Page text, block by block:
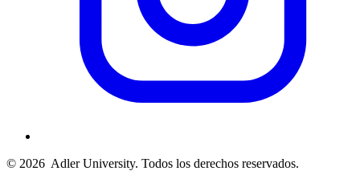
© 2026 Adler University. Todos los derechos reservados.